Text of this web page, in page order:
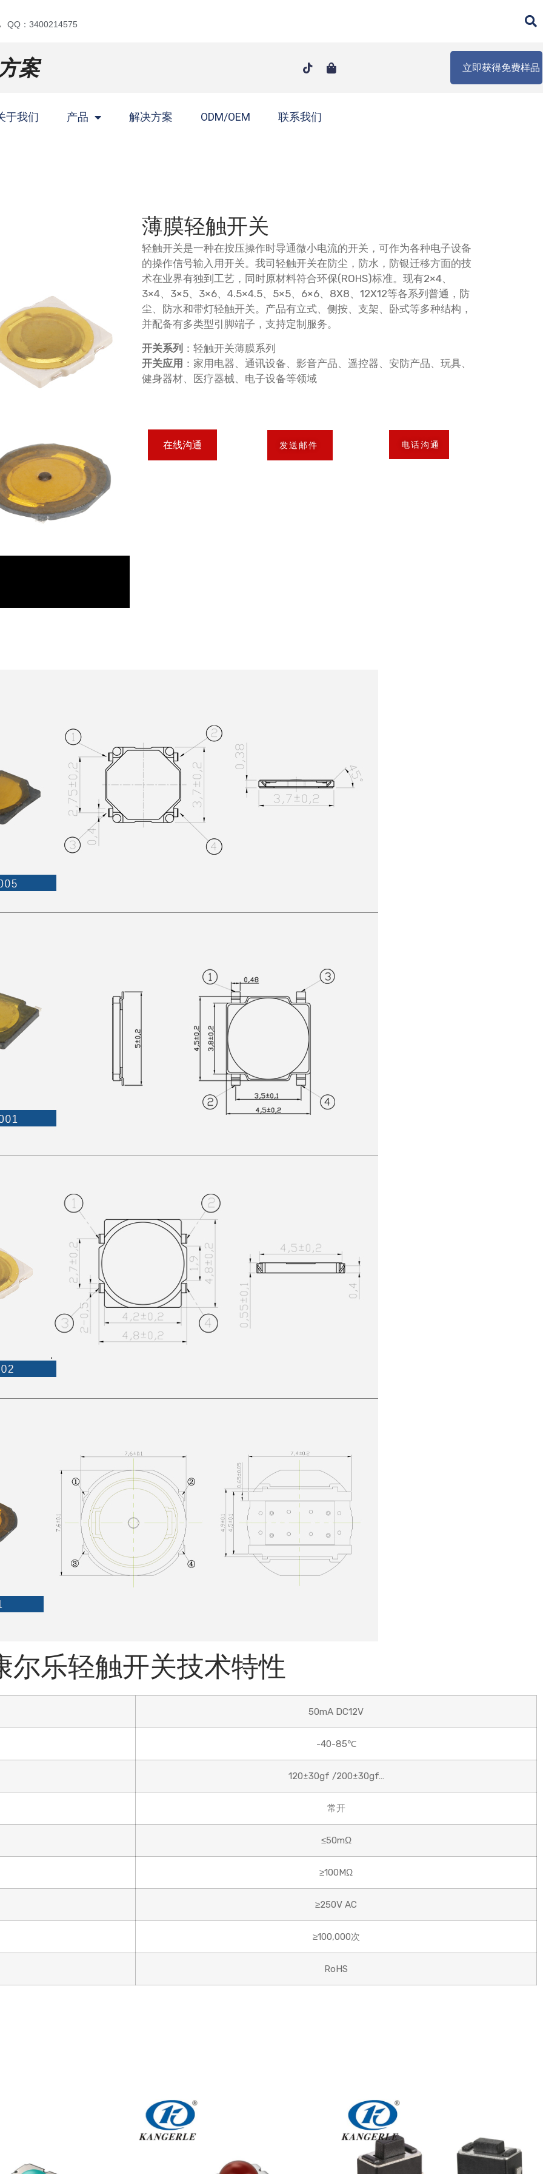
QQ：3400214575
案 立即获得免费样品
立即获得即时报价：
发送
于我们 产品 解决方案 ODM/OEM 联系我们
薄膜轻触开关
轻触开关是一种在按压操作时导通微小电流的开关，可作为各种电子设备
的操作信号输入用开关。我司轻触开关在防尘，防水，防银迁移方面的技
术在业界有独到工艺，同时原材料符合环保(ROHS)标准。现有2×4、
3×4、3×5、3×6、4.5×4.5、5×5、6×6、8X8、12X12等各系列普通，防
尘、防水和带灯轻触开关。产品有立式、侧按、支架、卧式等多种结构，
并配备有多类型引脚端子，支持定制服务。
开关系列 ：轻触开关薄膜系列
开关应用 ：家用电器、通讯设备、影音产品、遥控器、安防产品、玩具、
健身器材、医疗器械、电子设备等领域
在线沟通 发送邮件 电话沟通
尔乐轻触开关技术特性
50mA DC12V
-40-85℃
120±30gf /200±30gf…
常开
≤50mΩ
≥100MΩ
≥250V AC
≥100,000次
RoHS